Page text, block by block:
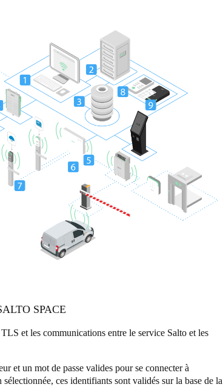
Svenska
SPACE
et les communications entre le service Salto et les
et un mot de passe valides pour se connecter à
ces identifiants sont validés sur la base de la